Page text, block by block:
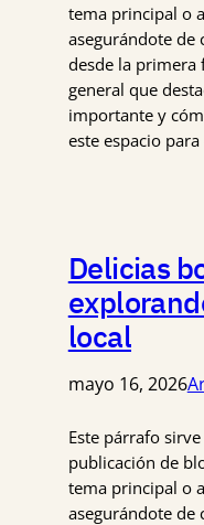
tema principal o
asegurándote de
desde la primera
general que
importante y
este espacio
Delicias
local
mayo 16, 2026
Este párrafo
publicación de
tema principal o
asegurándote de